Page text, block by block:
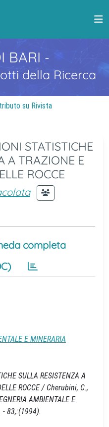
BARI -
della Ricerca
su Rivista
STATISTICHE
A TRAZIONE E
ROCCE
completa
E MINERARIA
SULLA RESISTENZA A
ROCCE / Cherubini, C.,
AMBIENTALE E
- 83,:(1994).